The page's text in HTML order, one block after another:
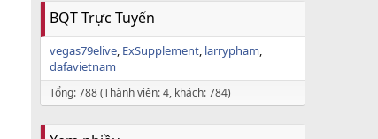
BQT Trực Tuyến
vegas79elive ExSupplement larrypham
dafavietnam
Tổng: 788 (Thành viên: 4, khách: 784)